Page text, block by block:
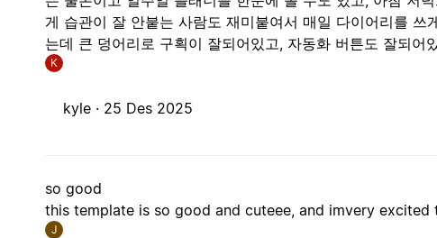
게 습관이 잘 안붙는 사람도 재미붙여서 매일 다이어리를 쓰
는데 큰 덩어리로 구획이 잘되어있고, 자동화 버튼도 잘되어
K
kyle · 25 Des 2025
so good
this template is so good and cuteee, and imvery excited
J